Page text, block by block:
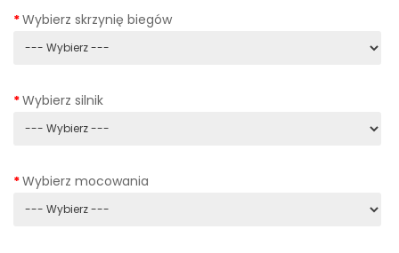
Wybierz skrzynię biegów
Wybierz silnik
Wybierz mocowania